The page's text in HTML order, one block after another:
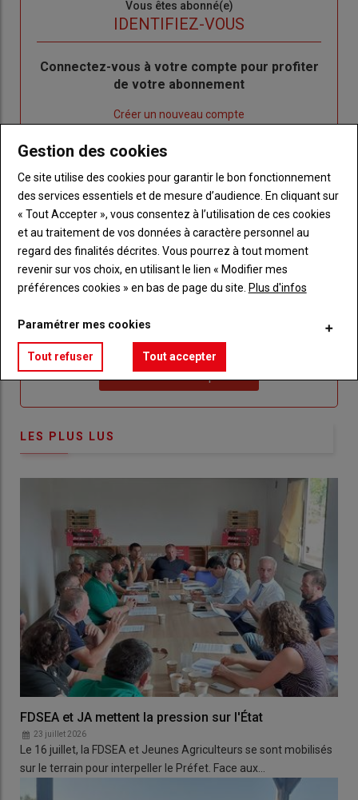
Vous êtes abonné(e)
IDENTIFIEZ-VOUS
Body
Connectez-vous à votre compte pour profiter
de votre abonnement
un
Créer un nouveau compte
"Réinitialiser
"Je
me
connecte"
Je me connecte
Sous-
titre
Vous n'êtes pas abonné(e)
TITRE CRÉEZ UN COMPTE
BodyChoisissez votre formule et créez votre
Lien Créez un compte
LES PLUS LUS
FDSEA et JA mettent la pression sur l'État
23 juillet 2026
Le 16 juillet, la FDSEA et Jeunes Agriculteurs se sont mobilisés
sur le terrain pour interpeller le Préfet. Face aux…
Gestion des cookies
Ce site utilise des cookies pour garantir le bon fonctionnement
des services essentiels et de mesure d’audience. En cliquant sur
« Tout Accepter », vous consentez à l’utilisation de ces cookies
et au traitement de vos données à caractère personnel au
regard des finalités décrites. Vous pourrez à tout moment
revenir sur vos choix, en utilisant le lien « Modifier mes
préférences cookies » en bas de page du site. Plus d'infos
Paramétrer mes cookies
Tout refuser Tout accepter